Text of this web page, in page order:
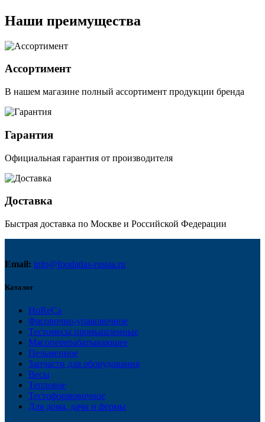
Наши преимущества
Ассортимент
В нашем магазине полный ассортимент продукции бренда
Гарантия
Официальная гарантия от производителя
Доставка
Быстрая доставка по Москве и Российской Федерации
Email: info@foodatlas-russia.ru
Каталог
HoReCa
Фасовочно-упаковочное
Тестомесы промышленные
Мясоперерабатывающее
Пельменное
Запчасти для оборудования
Весы
Тепловое
Тестоформовочное
Для дома, дачи и фермы